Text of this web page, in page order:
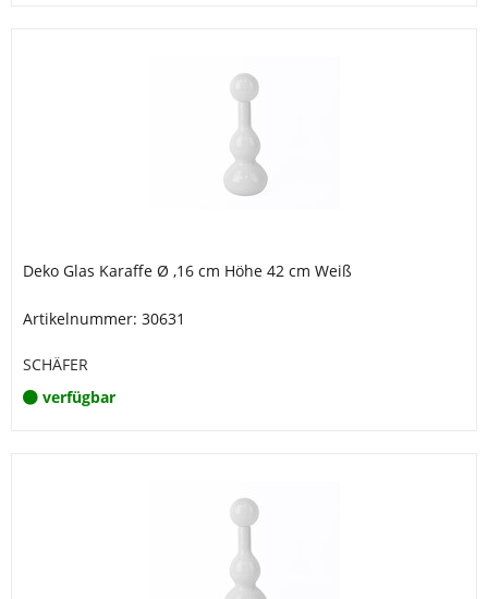
Deko Glas Karaffe Ø ,16 cm Höhe 42 cm Weiß
Artikelnummer: 30631
SCHÄFER
verfügbar